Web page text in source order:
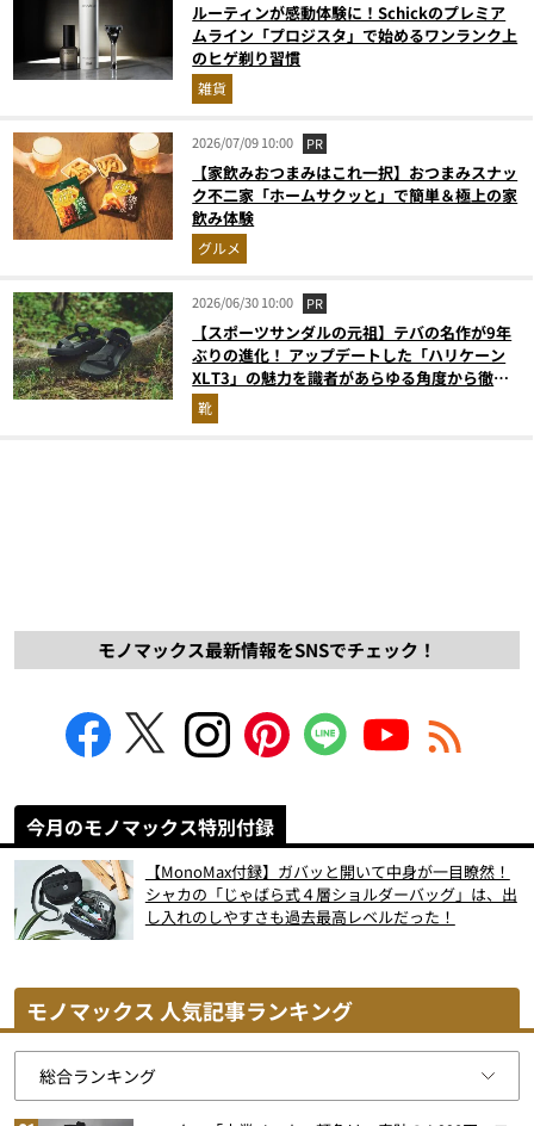
ルーティンが感動体験に！Schickのプレミア
ムライン「プロジスタ」で始めるワンランク上
のヒゲ剃り習慣
雑貨
2026/07/09 10:00 PR
【家飲みおつまみはこれ一択】おつまみスナッ
ク不二家「ホームサクッと」で簡単＆極上の家
飲み体験
グルメ
2026/06/30 10:00 PR
【スポーツサンダルの元祖】テバの名作が9年
ぶりの進化！ アップデートした「ハリケーン
XLT3」の魅力を識者があらゆる角度から徹底
解説！
靴
モノマックス最新情報をSNSでチェック！
今月のモノマックス特別付録
【MonoMax付録】ガバッと開いて中身が一目瞭然！
シャカの「じゃばら式４層ショルダーバッグ」は、出
し入れのしやすさも過去最高レベルだった！
モノマックス 人気記事ランキング